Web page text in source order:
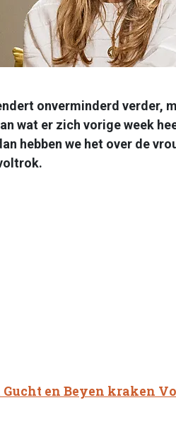
onverminderd verder,
wat er zich vorige week
hebben we het over de
Gucht en Beyen kraken